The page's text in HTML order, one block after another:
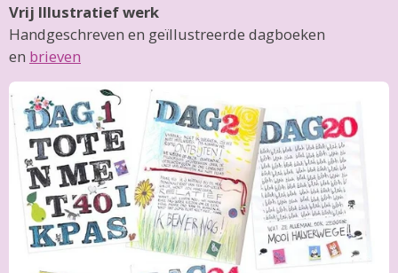
Vrij Illustratief werk
Handgeschreven en geïllustreerde dagboeken
en brieven